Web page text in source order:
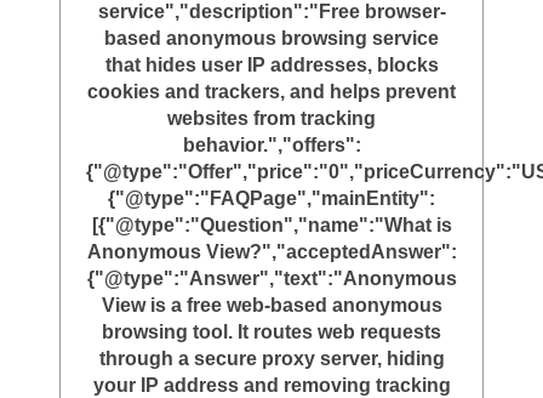
service","description":"Free browser-
based anonymous browsing service
that hides user IP addresses, blocks
cookies and trackers, and helps prevent
websites from tracking
behavior.","offers":
{"@type":"FAQPage","mainEntity":
[{"@type":"Question","name":"What is
Anonymous View?","acceptedAnswer":
{"@type":"Answer","text":"Anonymous
View is a free web-based anonymous
browsing tool. It routes web requests
through a secure proxy server, hiding
your IP address and removing tracking